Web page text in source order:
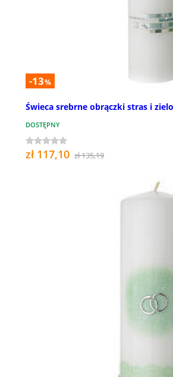
-13%
Świeca srebrne obrączki stras i
DOSTĘPNY
zł 117,10 zł 135,19